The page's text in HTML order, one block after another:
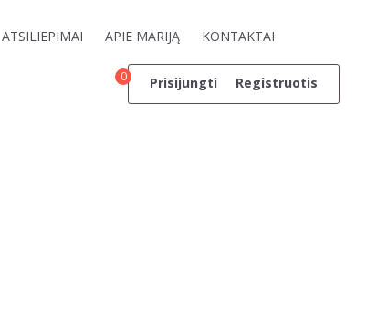
ATSILIEPIMAI APIE MARIJĄ KONTAKTAI
0 Prisijungti Registruotis